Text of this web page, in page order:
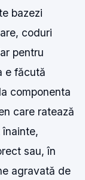
bazezi
coduri
pentru
e făcută
componenta
care ratează
sau, în
agravată de